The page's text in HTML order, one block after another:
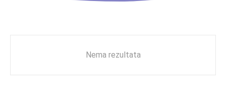
Nema rezultata